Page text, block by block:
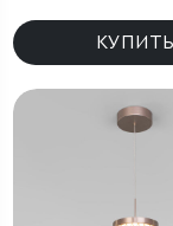
КУПИТЬ